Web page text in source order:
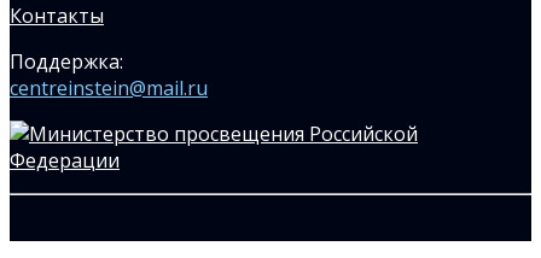
Контакты
Поддержка:
centreinstein@mail.ru